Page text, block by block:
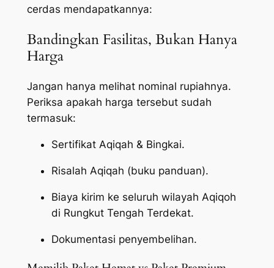
cerdas mendapatkannya:
Bandingkan Fasilitas, Bukan Hanya
Harga
Jangan hanya melihat nominal rupiahnya.
Periksa apakah harga tersebut sudah
termasuk:
Sertifikat Aqiqah & Bingkai.
Risalah Aqiqah (buku panduan).
Biaya kirim ke seluruh wilayah Aqiqoh
di Rungkut Tengah Terdekat.
Dokumentasi penyembelihan.